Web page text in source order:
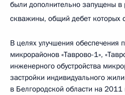
были дополнительно запущены в
скважины, общий дебет которых
В целях улучшения обеспечения
микрорайонов «Таврово-1»,
инженерного обустройства
застройки индивидуального
в Белгородской области на 2011